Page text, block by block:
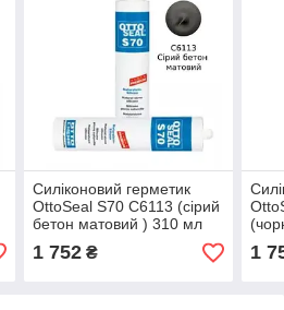
Силіконовий герметик
OttoSeal S70 С6113 (сірий
бетон матовий ) 310 мл
1 752₴ 1